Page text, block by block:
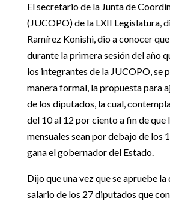
El secretario de la Junta de
(JUCOPO) de la LXII Legislatura,
Ramírez Konishi, dio a conocer
durante la primera sesión del año
los integrantes de la JUCOPO, se
manera formal, la propuesta para
de los diputados, la cual,
del 10 al 12 por ciento a fin de que
mensuales sean por debajo de los
gana el gobernador del Estado.
Dijo que una vez que se apruebe
salario de los 27 diputados que